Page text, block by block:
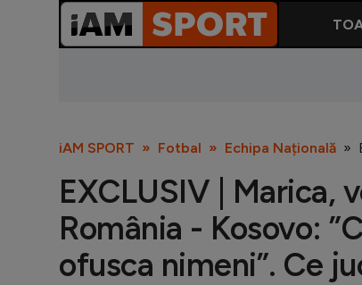
iAM SPORT Fotbal Echipa Națională
EXCLUSIV | Marica,
România - Kosovo:
ofusca nimeni”. Ce